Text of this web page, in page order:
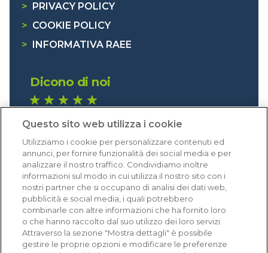
>
PRIVACY POLICY
> COOKIE POLICY
>
INFORMATIVA RAEE
Dicono di noi
Eccellente (4,8)
Acquisti verificati
Questo sito web utilizza i cookie
Utilizziamo i cookie per personalizzare contenuti ed
annunci, per fornire funzionalità dei social media e per
analizzare il nostro traffico. Condividiamo inoltre
informazioni sul modo in cui utilizza il nostro sito con i
nostri partner che si occupano di analisi dei dati web,
pubblicità e social media, i quali potrebbero
combinarle con altre informazioni che ha fornito loro
o che hanno raccolto dal suo utilizzo dei loro servizi.
Attraverso la sezione "Mostra dettagli" è possibile
gestire le proprie opzioni e modificare le preferenze